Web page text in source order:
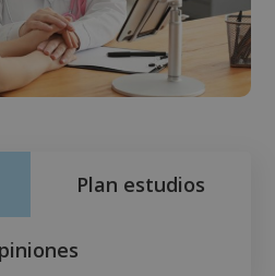
Plan estudios